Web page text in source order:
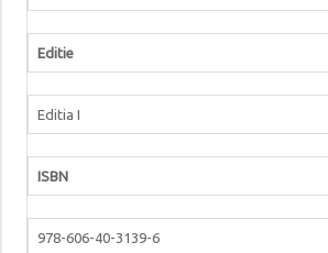
Editie
Editia I
ISBN
978-606-40-3139-6